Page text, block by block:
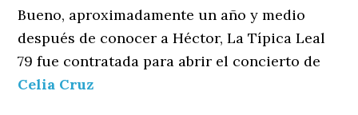
Bueno, aproximadamente un año y medio
después de conocer a Héctor, La Típica Leal
79 fue contratada para abrir el concierto de
Celia Cruz